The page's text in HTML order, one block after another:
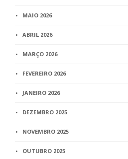
MAIO 2026
ABRIL 2026
MARÇO 2026
FEVEREIRO 2026
JANEIRO 2026
DEZEMBRO 2025
NOVEMBRO 2025
OUTUBRO 2025